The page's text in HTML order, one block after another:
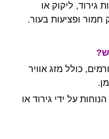
גירוד, ליקוק או
חמור ופציעות בעור.
כולל מזג אוויר
על ידי גירוד או